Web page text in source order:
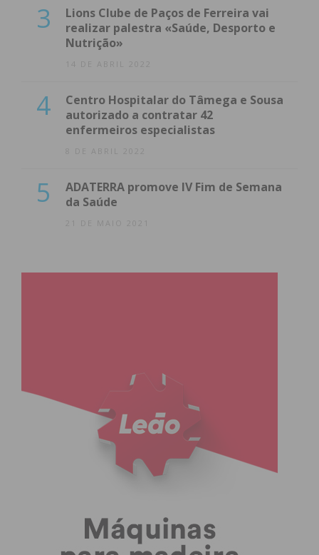
3
Lions Clube de Paços de Ferreira vai
realizar palestra «Saúde, Desporto e
Nutrição»
14 DE ABRIL 2022
4
Centro Hospitalar do Tâmega e Sousa
autorizado a contratar 42
enfermeiros especialistas
8 DE ABRIL 2022
5
ADATERRA promove IV Fim de Semana
da Saúde
21 DE MAIO 2021